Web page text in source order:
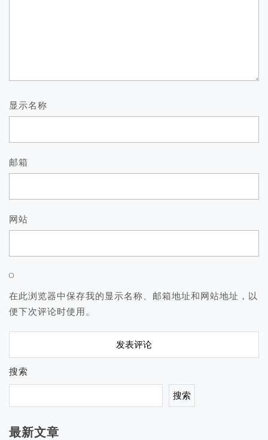
显示名称
邮箱
网站
在此浏览器中保存我的显示名称、邮箱地址和网站地址，以
便下次评论时使用。
搜索
搜索
最新文章